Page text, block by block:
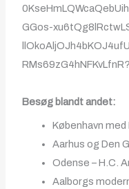
Besøg blandt andet:
København med
Aarhus og Den
Odense – H.C.
Aalborgs